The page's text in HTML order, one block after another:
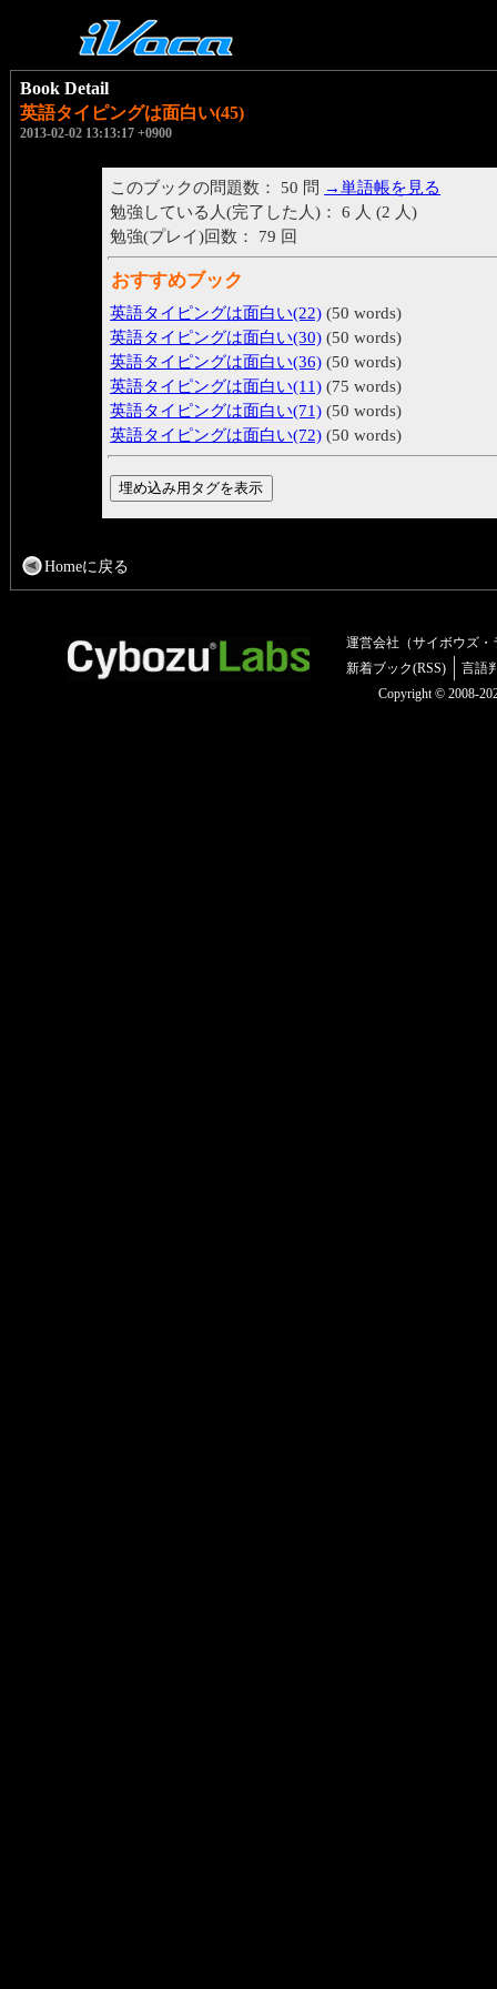
Book Detail
英語タイピングは面白い(45)
2013-02-02 13:13:17 +0900
このブックの問題数： 50 問 →単語帳を見る
勉強している人(完了した人)： 6 人 (2 人)
勉強(プレイ)回数： 79 回
おすすめブック
英語タイピングは面白い(22) (50 words)
英語タイピングは面白い(30) (50 words)
英語タイピングは面白い(36) (50 words)
英語タイピングは面白い(11) (75 words)
英語タイピングは面白い(71) (50 words)
英語タイピングは面白い(72) (50 words)
Homeに戻る
運営会社（サイボウズ・
新着ブック(RSS)
言語
Copyright © 2008-